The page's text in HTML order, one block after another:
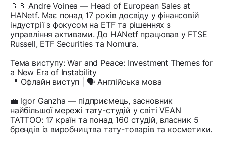
🇬🇧 Andre Voinea — Head of European Sales at
HANetf. Має понад 17 років досвіду у фінансовій
індустрії з фокусом на ETF та рішеннях з
управління активами. До HANetf працював у FTSE
Russell, ETF Securities та Nomura.
Тема виступу: War and Peace: Investment Themes for
a New Era of Instability
📍 Офлайн виступ | 🗣️ Англійська мова
💼 Igor Ganzha — підприємець, засновник
найбільшої мережі тату-студій у світі VEAN
TATTOO: 17 країн та понад 160 студій, власник 5
брендів із виробництва тату-товарів та косметики.